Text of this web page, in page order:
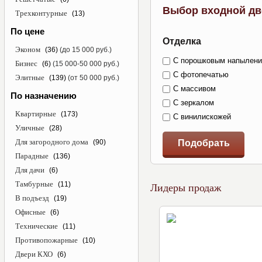
Выбор входной
Отделка
С порошковым
С фотопечатью
С массивом
С зеркалом
С винилискожей
Подобрать
Лидеры продаж
Трехконтурные (13)
По цене
Эконом (36) (до 15 000 руб.)
Бизнес (6) (15 000-50 000 руб.)
Элитные (139) (от 50 000 руб.)
По назначению
Квартирные (173)
Уличные (28)
Для загородного дома (90)
Парадные (136)
Для дачи (6)
Тамбурные (11)
В подъезд (19)
Офисные (6)
Технические (11)
Противопожарные (10)
Двери КХО (6)